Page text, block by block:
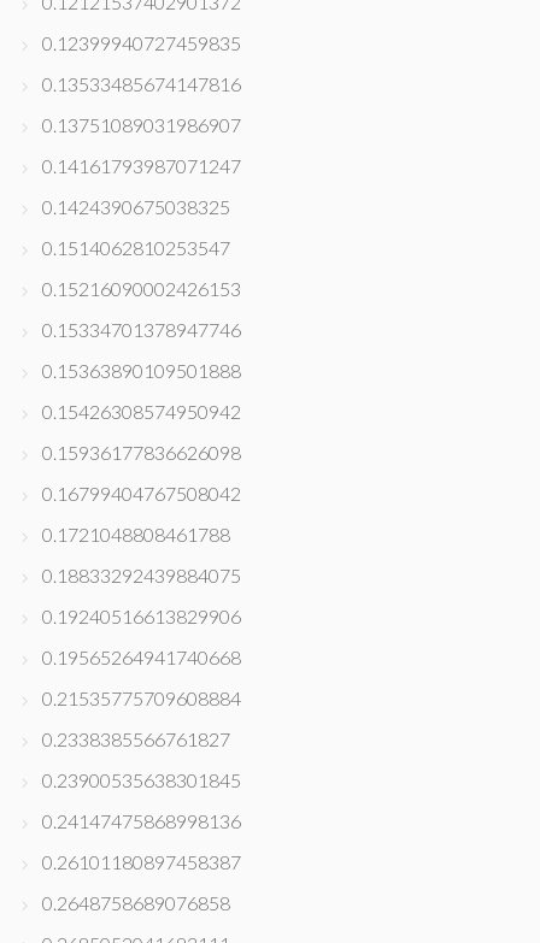
0.12399940727459835
0.13533485674147816
0.13751089031986907
0.14161793987071247
0.1424390675038325
0.1514062810253547
0.15216090002426153
0.15334701378947746
0.15363890109501888
0.15426308574950942
0.15936177836626098
0.16799404767508042
0.1721048808461788
0.18833292439884075
0.19240516613829906
0.19565264941740668
0.21535775709608884
0.2338385566761827
0.23900535638301845
0.24147475868998136
0.26101180897458387
0.2648758689076858